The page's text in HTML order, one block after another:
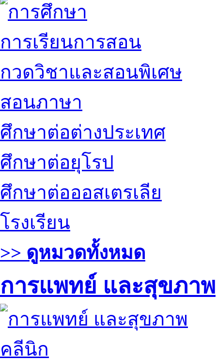
การเรียนการสอน
กวดวิชาและสอนพิเศษ
สอนภาษา
ศึกษาต่อต่างประเทศ
ศึกษาต่อยุโรป
ศึกษาต่อออสเตรเลีย
โรงเรียน
>> ดูหมวดทั้งหมด
การแพทย์ และสุขภาพ
คลีนิก